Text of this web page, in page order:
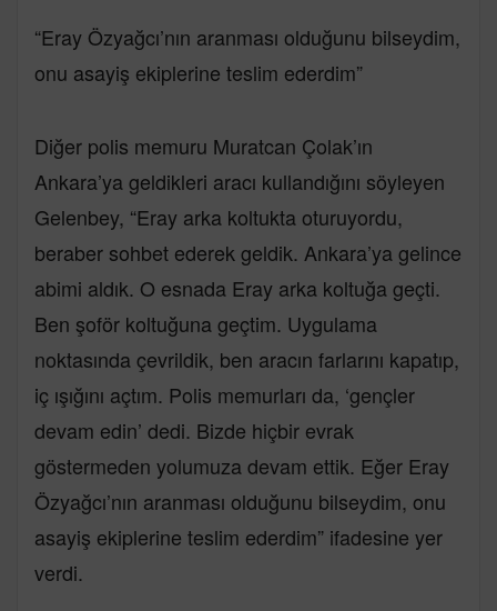
“Eray Özyağcı’nın aranması olduğunu bilseydim,
onu asayiş ekiplerine teslim ederdim”
Diğer polis memuru Muratcan Çolak’ın
Ankara’ya geldikleri aracı kullandığını söyleyen
Gelenbey, “Eray arka koltukta oturuyordu,
beraber sohbet ederek geldik. Ankara’ya gelince
abimi aldık. O esnada Eray arka koltuğa geçti.
Ben şoför koltuğuna geçtim. Uygulama
noktasında çevrildik, ben aracın farlarını kapatıp,
iç ışığını açtım. Polis memurları da, ‘gençler
devam edin’ dedi. Bizde hiçbir evrak
göstermeden yolumuza devam ettik. Eğer Eray
Özyağcı’nın aranması olduğunu bilseydim, onu
asayiş ekiplerine teslim ederdim” ifadesine yer
verdi.